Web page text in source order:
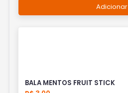
Adicionar
BALA MENTOS FRUIT STICK